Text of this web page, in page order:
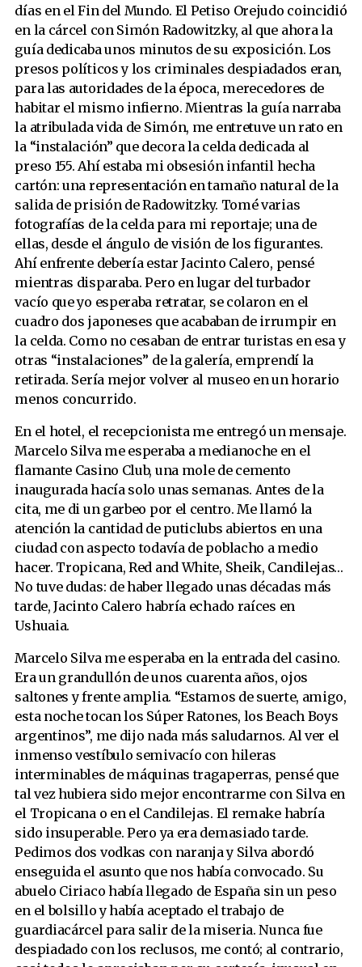
días en el Fin del Mundo. El Petiso Orejudo coincidió
en la cárcel con Simón Radowitzky, al que ahora la
guía dedicaba unos minutos de su exposición. Los
presos políticos y los criminales despiadados eran,
para las autoridades de la época, merecedores de
habitar el mismo infierno. Mientras la guía narraba
la atribulada vida de Simón, me entretuve un rato en
la “instalación” que decora la celda dedicada al
preso 155. Ahí estaba mi obsesión infantil hecha
cartón: una representación en tamaño natural de la
salida de prisión de Radowitzky. Tomé varias
fotografías de la celda para mi reportaje; una de
ellas, desde el ángulo de visión de los figurantes.
Ahí enfrente debería estar Jacinto Calero, pensé
mientras disparaba. Pero en lugar del turbador
vacío que yo esperaba retratar, se colaron en el
cuadro dos japoneses que acababan de irrumpir en
la celda. Como no cesaban de entrar turistas en esa y
otras “instalaciones” de la galería, emprendí la
retirada. Sería mejor volver al museo en un horario
menos concurrido.
En el hotel, el recepcionista me entregó un mensaje.
Marcelo Silva me esperaba a medianoche en el
flamante Casino Club, una mole de cemento
inaugurada hacía solo unas semanas. Antes de la
cita, me di un garbeo por el centro. Me llamó la
atención la cantidad de puticlubs abiertos en una
ciudad con aspecto todavía de poblacho a medio
hacer. Tropicana, Red and White, Sheik, Candilejas…
No tuve dudas: de haber llegado unas décadas más
tarde, Jacinto Calero habría echado raíces en
Ushuaia.
Marcelo Silva me esperaba en la entrada del casino.
Era un grandullón de unos cuarenta años, ojos
saltones y frente amplia. “Estamos de suerte, amigo,
esta noche tocan los Súper Ratones, los Beach Boys
argentinos”, me dijo nada más saludarnos. Al ver el
inmenso vestíbulo semivacío con hileras
interminables de máquinas tragaperras, pensé que
tal vez hubiera sido mejor encontrarme con Silva en
el Tropicana o en el Candilejas. El remake habría
sido insuperable. Pero ya era demasiado tarde.
Pedimos dos vodkas con naranja y Silva abordó
enseguida el asunto que nos había convocado. Su
abuelo Ciriaco había llegado de España sin un peso
en el bolsillo y había aceptado el trabajo de
guardiacárcel para salir de la miseria. Nunca fue
despiadado con los reclusos, me contó; al contrario,